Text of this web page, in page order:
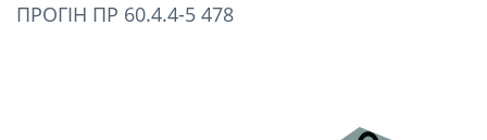
ПРОГІН ПР 60.4.4-5 478